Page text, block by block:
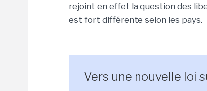
rejoint en effet la question des
est fort différente selon les pays.
Vers une nouvelle loi